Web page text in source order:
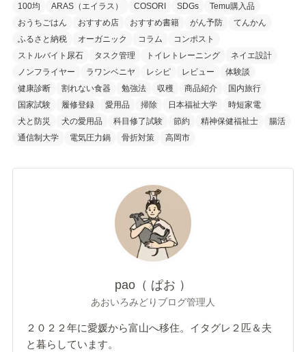
100均 ARAS（エイラス） COSORI SDGs
Temu購入品
おうちごはん
おすすめ店 おすすめ書籍 がん予防
てんかん
ふるさと納税
オーガニック コラム
コンポスト
ストルバイト尿石
タスク管理 トイレトレーニング
ネイエ設計
ノンフライヤー
ラワンベニヤ レシピ レビュー
体験談
健康診断
割れない食器 勉強法 収穫 商品紹介
国内旅行
国家試験
履修登録 愛用品 掃除 日本福祉大学
時短家電
犬と防災
犬の愛用品 科目修了試験 節約 精神保健福祉士
腸活
通信制大学
電気圧力鍋 骨折対策 高岡市
pao（ ぱお ）
あおいろみどりブログ管理人
２０２２年に愛媛から富山へ移住。イタグレ２匹＆夫
と暮らしています。